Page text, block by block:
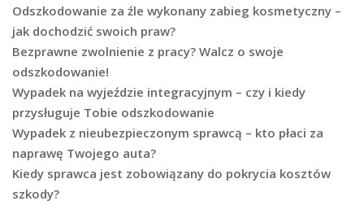
Odszkodowanie za źle wykonany zabieg kosmetyczny –
jak dochodzić swoich praw?
Bezprawne zwolnienie z pracy? Walcz o swoje
odszkodowanie!
Wypadek na wyjeździe integracyjnym – czy i kiedy
przysługuje Tobie odszkodowanie
Wypadek z nieubezpieczonym sprawcą – kto płaci za
naprawę Twojego auta?
Kiedy sprawca jest zobowiązany do pokrycia kosztów
szkody?